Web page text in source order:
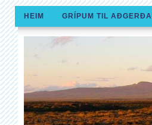
HEIM GRÍPUM TIL AÐGERÐA